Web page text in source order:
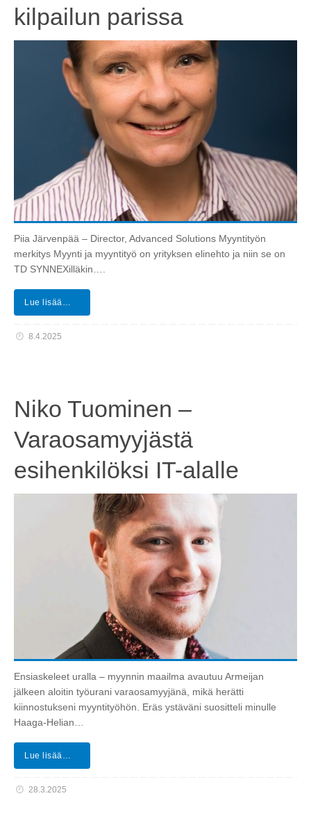
kilpailun parissa
Piia Järvenpää – Director, Advanced Solutions Myyntityön
merkitys Myynti ja myyntityö on yrityksen elinehto ja niin se on
TD SYNNEXilläkin….
Lue lisää…
8.4.2025
Niko Tuominen –
Varaosamyyjästä
esihenkilöksi IT-alalle
Ensiaskeleet uralla – myynnin maailma avautuu Armeijan
jälkeen aloitin työurani varaosamyyjänä, mikä herätti
kiinnostukseni myyntityöhön. Eräs ystäväni suositteli minulle
Haaga-Helian…
Lue lisää…
28.3.2025